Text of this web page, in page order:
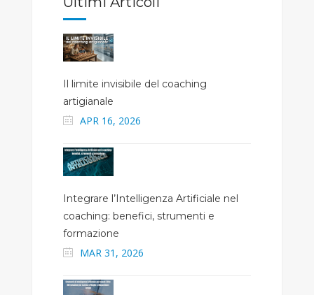
Il limite invisibile del coaching
artigianale
APR 16, 2026
Integrare l’Intelligenza Artificiale nel
coaching: benefici, strumenti e
formazione
MAR 31, 2026